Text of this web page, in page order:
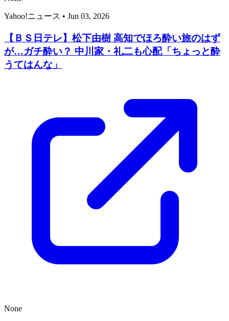
Yahoo!ニュース • Jun 03, 2026
【ＢＳ日テレ】松下由樹 高知でほろ酔い旅のはず
が…ガチ酔い？ 中川家・礼二も心配「ちょっと酔
うてはんな」
None